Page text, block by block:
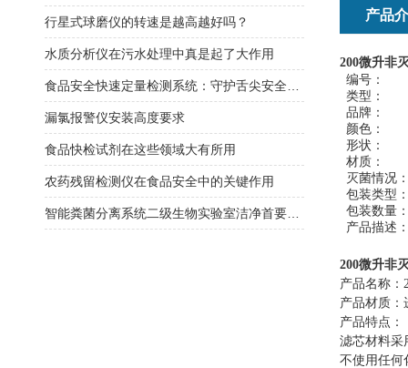
产品
200微升非
编号：
类型：
品牌：
颜色：
形状：
材质：
灭菌情况
包装类型
包装数量
产品描述
200微升非
产品名称：
产品材质：
产品特点：
滤芯材料采
不使用任何
行星式球磨仪的转速是越高越好吗？
水质分析仪在污水处理中真是起了大作用
漏氯报警仪安装高度要求
食品快检试剂在这些领域大有所用
农药残留检测仪在食品安全中的关键作用